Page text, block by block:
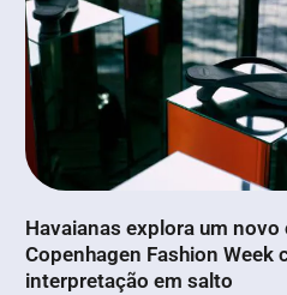
Havaianas explora um
Copenhagen Fashion Week
interpretação em salto